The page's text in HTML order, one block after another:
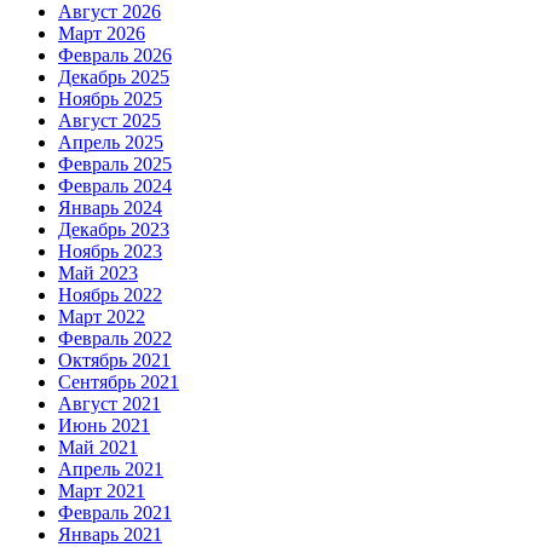
Август 2026
Март 2026
Февраль 2026
Декабрь 2025
Ноябрь 2025
Август 2025
Апрель 2025
Февраль 2025
Февраль 2024
Январь 2024
Декабрь 2023
Ноябрь 2023
Май 2023
Ноябрь 2022
Март 2022
Февраль 2022
Октябрь 2021
Сентябрь 2021
Август 2021
Июнь 2021
Май 2021
Апрель 2021
Март 2021
Февраль 2021
Январь 2021